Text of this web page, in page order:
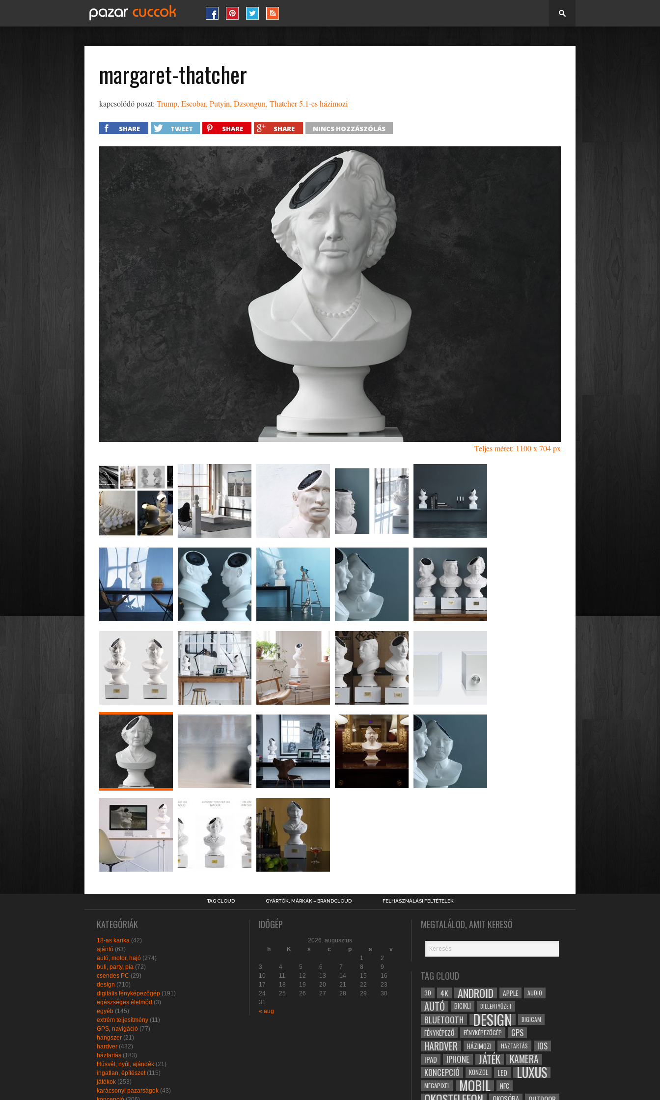
margaret-thatcher
kapcsolódó poszt:Trump, Escobar, Putyin, Dzsongun, Thatcher 5.1-es házimozi
SHARE TWEET SHARE SHARE NINCS HOZZÁSZÓLÁS
Teljes méret: 1100 x 704 px
TAG CLOUD GYÁRTÓK, MÁRKÁK – BRANDCLOUD FELHASZNÁLÁSI FELTÉTELEK
KATEGÓRIÁK
18-as karika (42)
ajánló (63)
autó, motor, hajó (274)
buli, party, pia (72)
csendes PC (29)
design (710)
digitális fényképezőgép (191)
egészséges életmód (3)
egyéb (145)
extrém teljesítmény (11)
GPS, navigáció (77)
hangszer (21)
hardver (432)
háztartás (183)
Húsvét, nyúl, ajándék (21)
ingatlan, építészet (115)
játékok (253)
karácsonyi pazarságok (43)
IDŐGÉP
2026. augusztus
h
K s c p s
v
1
2
3
4 5 6 7 8
9
10
11 12 13 14 15
16
17
18 19 20 21 22
23
24
25 26 27 28 29
30
31
« aug
MEGTALÁLOD, AMIT KERESŐ
TAG CLOUD
3D 4K ANDROID APPLE AUDIO
AUTÓ BICIKLI BILLENTYŰZET
BLUETOOTH DESIGN DIGICAM
FÉNYKÉPEZŐ FÉNYKÉPEZŐGÉP GPS
HARDVER HÁZIMOZI HÁZTARTÁS IOS
IPAD IPHONE JÁTÉK KAMERA
KONCEPCIÓ KONZOL LED LUXUS
MEGAPIXEL MOBIL NFC